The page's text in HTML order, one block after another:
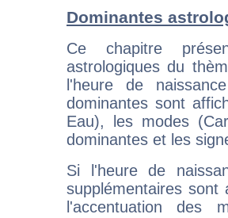
Dominantes
Ce chapitre
astrologiques du
l'heure de
dominantes sont
Eau), les modes
dominantes et les
Si l'heure de
supplémentaires sont
l'accentuation des